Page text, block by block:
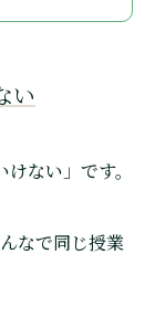
い
ない」です。
なで同じ授業